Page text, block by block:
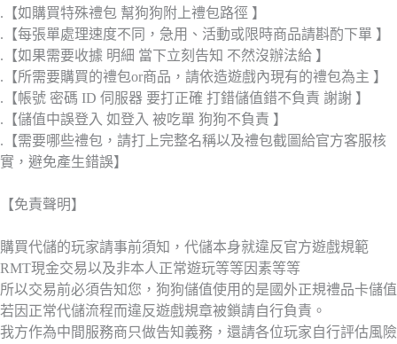
.【如購買特殊禮包 幫狗狗附上禮包路徑 】
.【每張單處理速度不同，急用、活動或限時商品請斟酌下單 】
.【如果需要收據 明細 當下立刻告知 不然沒辦法給 】
.【所需要購買的禮包or商品，請依造遊戲內現有的禮包為主 】
.【帳號 密碼 ID 伺服器 要打正確 打錯儲值錯不負責 謝謝 】
.【儲值中誤登入 如登入 被吃單 狗狗不負責 】
.【需要哪些禮包，請打上完整名稱以及禮包截圖給官方客服核
實，避免產生錯誤】
【免責聲明】
購買代儲的玩家請事前須知，代儲本身就違反官方遊戲規範
RMT現金交易以及非本人正常遊玩等等因素等等
所以交易前必須告知您，狗狗儲值使用的是國外正規禮品卡儲值
若因正常代儲流程而違反遊戲規章被鎖請自行負責。
我方作為中間服務商只做告知義務，還請各位玩家自行評估風險